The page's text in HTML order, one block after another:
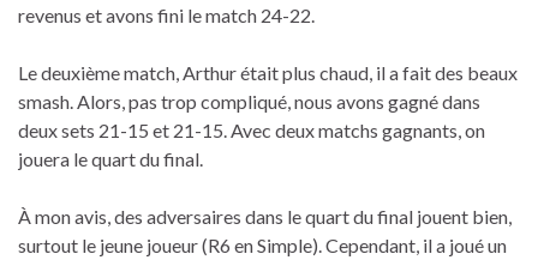
revenus et avons fini le match 24-22.
Le deuxième match, Arthur était plus chaud, il a fait des beaux
smash. Alors, pas trop compliqué, nous avons gagné dans
deux sets 21-15 et 21-15. Avec deux matchs gagnants, on
jouera le quart du final.
À mon avis, des adversaires dans le quart du final jouent bien,
surtout le jeune joueur (R6 en Simple). Cependant, il a joué un